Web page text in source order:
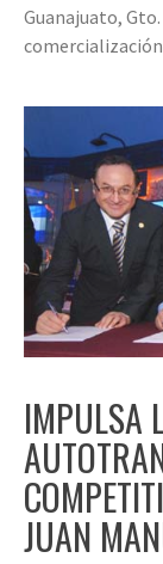
Guanajuato,
IMPULSA
JUAN